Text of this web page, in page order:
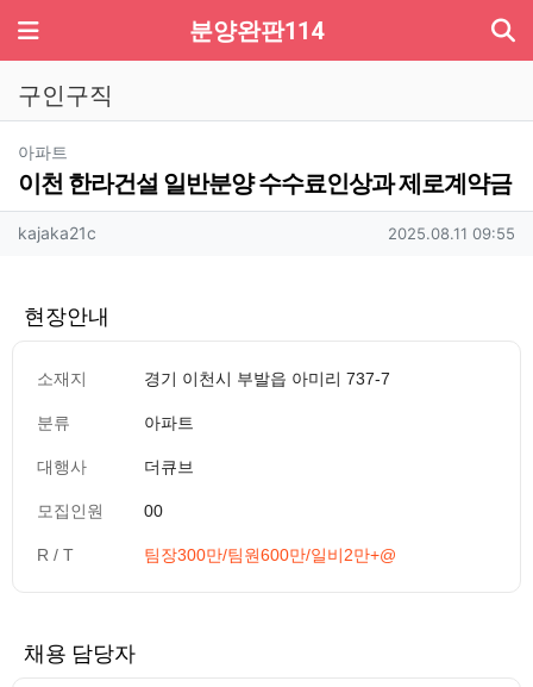
메뉴 분양완판114
구인구직
아파트
이천 한라건설 일반분양 수수료인상과 제로계약금
작성자 정보
kajaka21c 작성일
2025.08.11 09:55
현장안내
소재지 경기 이천시 부발읍 아미리 737-7
분류 아파트
대행사 더큐브
모집인원 00
R / T 팀장300만/팀원600만/일비2만+@
채용 담당자